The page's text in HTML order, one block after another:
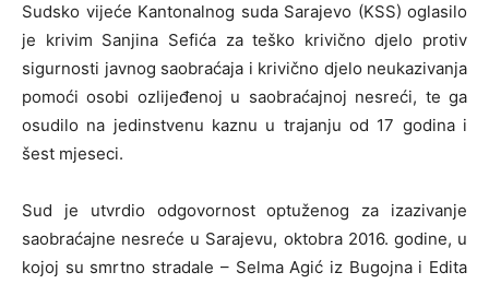
Sudsko vijeće Kantonalnog suda Sarajevo (KSS) oglasilo
je krivim Sanjina Sefića za teško krivično djelo protiv
sigurnosti javnog saobraćaja i krivično djelo neukazivanja
pomoći osobi ozlijeđenoj u saobraćajnoj nesreći, te ga
osudilo na jedinstvenu kaznu u trajanju od 17 godina i
šest mjeseci.
Sud je utvrdio odgovornost optuženog za izazivanje
saobraćajne nesreće u Sarajevu, oktobra 2016. godine, u
kojoj su smrtno stradale – Selma Agić iz Bugojna i Edita